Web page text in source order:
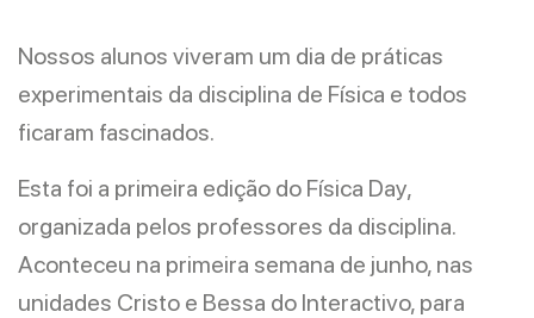
Nossos alunos viveram um dia de práticas
experimentais da disciplina de Física e todos
ficaram fascinados.
Esta foi a primeira edição do Física Day,
organizada pelos professores da disciplina.
Aconteceu na primeira semana de junho, nas
unidades Cristo e Bessa do Interactivo, para